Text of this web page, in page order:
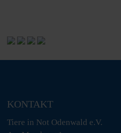
KONTAKT
Tiere in Not Odenwald e.V.